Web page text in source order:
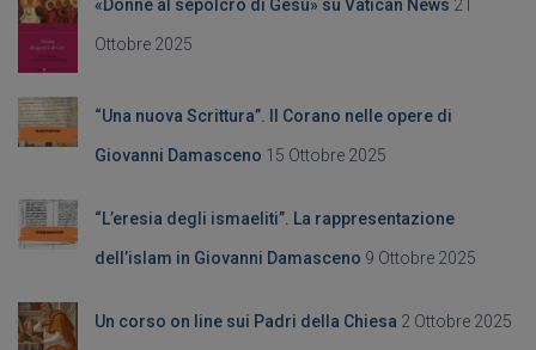
p
:
«Donne al sepolcro di Gesù» su Vatican News 21
Ottobre 2025
“Una nuova Scrittura”. Il Corano nelle opere di
Giovanni Damasceno 15 Ottobre 2025
“L’eresia degli ismaeliti”. La rappresentazione
dell’islam in Giovanni Damasceno 9 Ottobre 2025
Un corso on line sui Padri della Chiesa 2 Ottobre 2025